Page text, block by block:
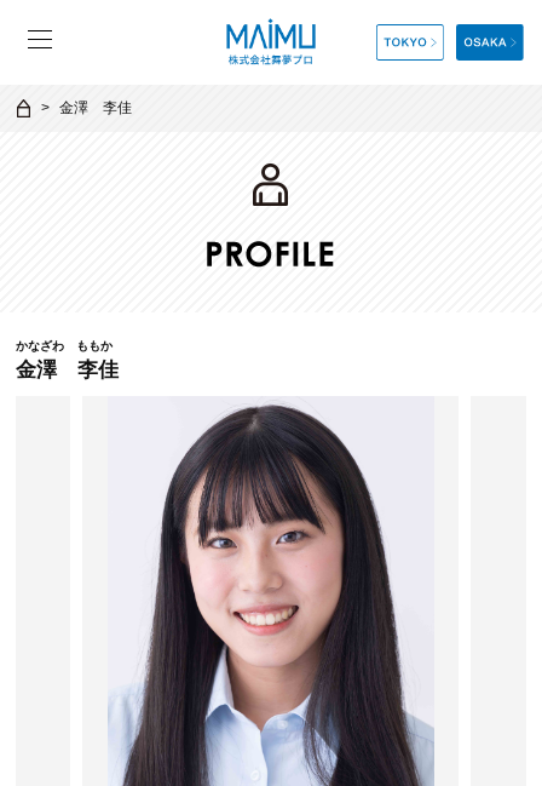
金澤 李佳
かなざわ ももか
金澤 李佳